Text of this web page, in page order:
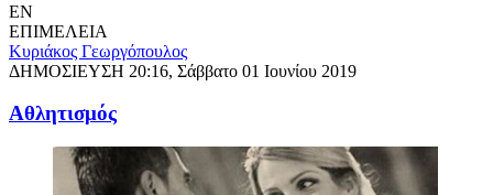
EN
ΕΠΙΜΕΛΕΙΑ
Κυριάκος Γεωργόπουλος
ΔΗΜΟΣΙΕΥΣΗ 20:16, Σάββατο 01 Ιουνίου 2019
Αθλητισμός